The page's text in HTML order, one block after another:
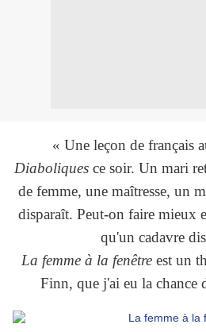
« Une leçon de français
Diaboliques ce soir. Un mari
de femme, une maîtresse, un
disparaît. Peut-on faire mieux
qu'un cadavre
La femme à la fenêtreest un
Finn, que j'ai eu la chance